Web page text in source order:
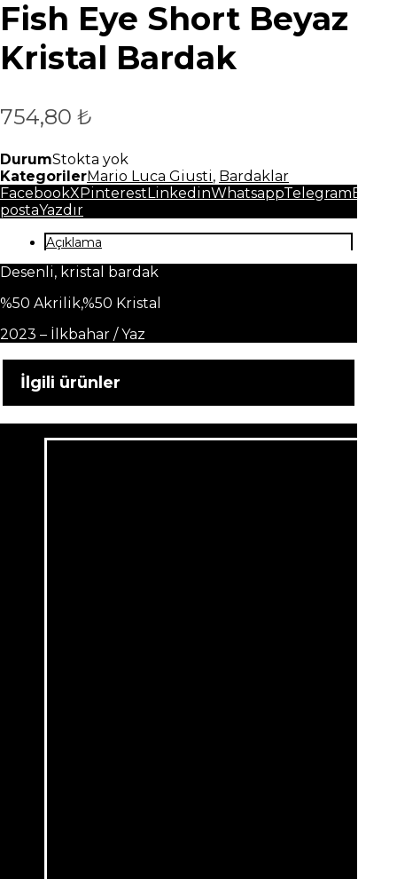
Fish Eye Short Beyaz
Kristal Bardak
754,80 ₺
DurumStokta yok
KategorilerMario Luca Giusti, Bardaklar
FacebookXPinterestLinkedinWhatsappTelegramE-
postaYazdır
Açıklama
Desenli, kristal bardak
%50 Akrilik,%50 Kristal
2023 – İlkbahar / Yaz
İlgili ürünler